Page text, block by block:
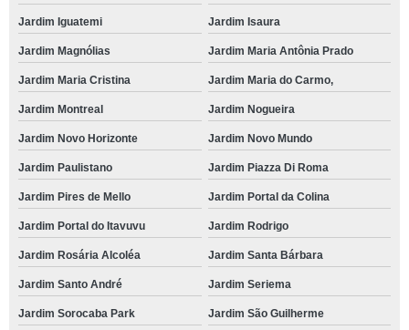
Jardim Iguatemi Jardim Isaura
Jardim Magnólias Jardim Maria Antônia Prado
Jardim Maria Cristina Jardim Maria do Carmo,
Jardim Montreal Jardim Nogueira
Jardim Novo Horizonte Jardim Novo Mundo
Jardim Paulistano Jardim Piazza Di Roma
Jardim Pires de Mello Jardim Portal da Colina
Jardim Portal do Itavuvu Jardim Rodrigo
Jardim Rosária Alcoléa Jardim Santa Bárbara
Jardim Santo André Jardim Seriema
Jardim Sorocaba Park Jardim São Guilherme